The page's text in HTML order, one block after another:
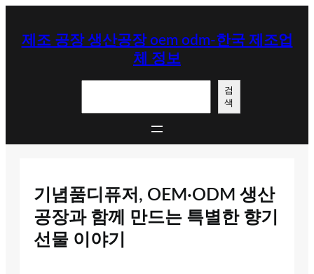
제조 공장 생산공장 oem odm-한국 제조업
체 정보
검
색
기념품디퓨저, OEM·ODM 생산
공장과 함께 만드는 특별한 향기
선물 이야기